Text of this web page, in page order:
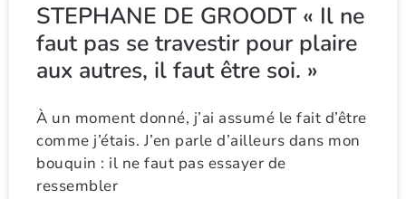
STEPHANE DE GROODT « Il ne
faut pas se travestir pour plaire
aux autres, il faut être soi. »
À un moment donné, j’ai assumé le fait d’être
comme j’étais. J’en parle d’ailleurs dans mon
bouquin : il ne faut pas essayer de
ressembler